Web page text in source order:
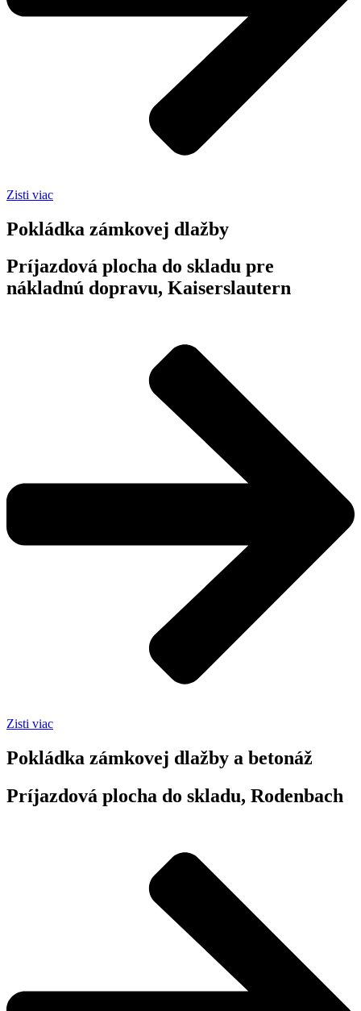
Zisti viac
Pokládka zámkovej dlažby
Príjazdová plocha do skladu pre
nákladnú dopravu, Kaiserslautern
Zisti viac
Pokládka zámkovej dlažby a betonáž​
Príjazdová plocha do skladu, Rodenbach